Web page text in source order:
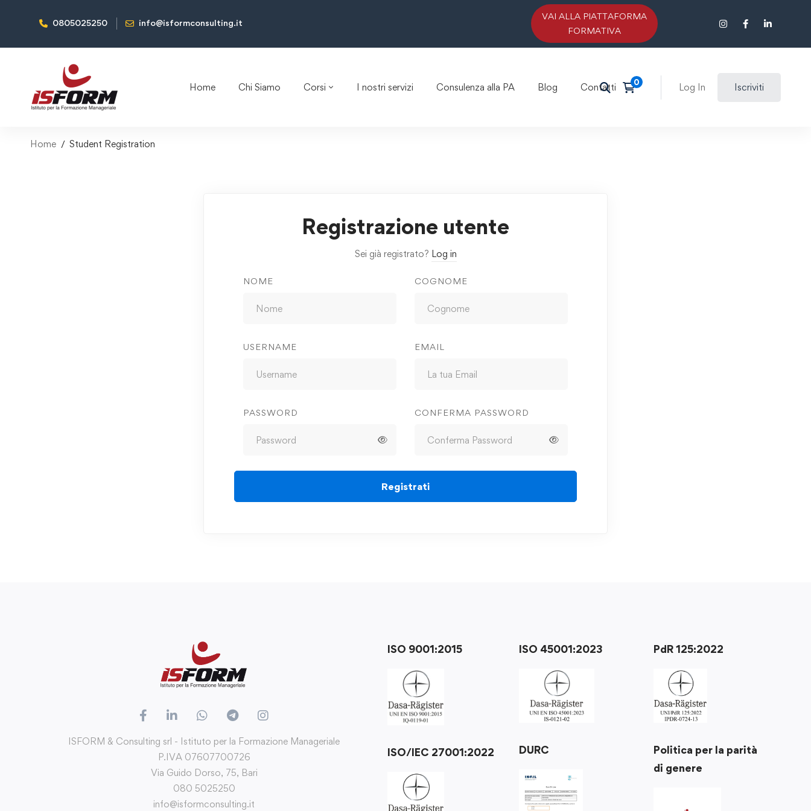
0805025250 info@isformconsulting.it
VAI ALLA PIATTAFORMA
FORMATIVA
Home Chi Siamo Corsi I nostri servizi Consulenza alla PA Blog Contatti Log In Iscriviti
Home Student Registration
Registrazione utente
Sei già registrato? Log in
NOME COGNOME
USERNAME EMAIL
PASSWORD CONFERMA PASSWORD
Registrati
ISFORM & Consulting srl - Istituto per la Formazione Manageriale
P.IVA 07607700726
Via Guido Dorso, 75, Bari
080 5025250
info@isformconsulting.it
ISO 9001:2015
ISO/IEC 27001:2022
ISO 45001:2023
DURC
PdR 125:2022
Politica per la parità
di genere